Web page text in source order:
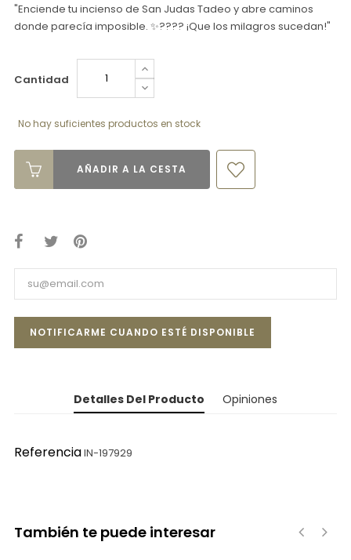
"Enciende tu incienso de San Judas Tadeo y abre caminos
donde parecía imposible. ✨???? ¡Que los milagros sucedan!"
Cantidad
No hay suficientes productos en stock
AÑADIR A LA CESTA
NOTIFICARME CUANDO ESTÉ DISPONIBLE
Detalles Del Producto Opiniones
ReferenciaIN-197929
También te puede interesar